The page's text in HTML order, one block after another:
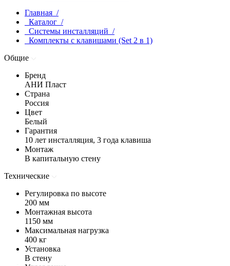
Главная /
Каталог /
Системы инсталляций /
Комплекты с клавишами (Set 2 в 1)
Общие
Бренд
АНИ Пласт
Страна
Россия
Цвет
Белый
Гарантия
10 лет инсталляция, 3 года клавиша
Монтаж
В капитальную стену
Технические
Регулировка по высоте
200 мм
Монтажная высота
1150 мм
Максимальная нагрузка
400 кг
Установка
В стену